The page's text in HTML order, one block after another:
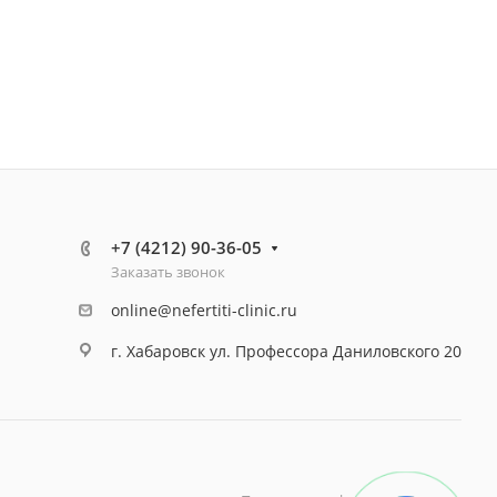
+7 (4212) 90-36-05
Заказать звонок
online@nefertiti-clinic.ru
г. Хабаровск ул. Профессора Даниловского 20